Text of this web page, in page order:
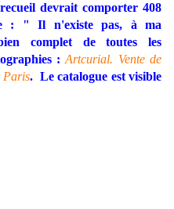
devrait comporter 408
: " Il n'existe pas, à ma
complet de toutes les
: Artcurial. Vente de
Paris. Le catalogue est visible